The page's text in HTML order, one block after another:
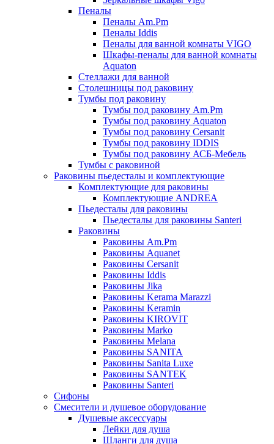
Пеналы
Пеналы Am.Pm
Пеналы Iddis
Пеналы для ванной комнаты VIGO
Шкафы-пеналы для ванной комнаты
Aquaton
Стеллажи для ванной
Столешницы под раковину
Тумбы под раковину
Тумбы под раковину Am.Pm
Тумбы под раковину Aquaton
Тумбы под раковину Cersanit
Тумбы под раковину IDDIS
Тумбы под раковину АСБ-Мебель
Тумбы с раковиной
Раковины пьедесталы и комплектующие
Комплектующие для раковины
Комплектующие ANDREA
Пьедесталы для раковины
Пьедесталы для раковины Santeri
Раковины
Раковины Am.Pm
Раковины Aquanet
Раковины Cersanit
Раковины Iddis
Раковины Jika
Раковины Kerama Marazzi
Раковины Keramin
Раковины KIROVIT
Раковины Marko
Раковины Melana
Раковины SANITA
Раковины Sanita Luxe
Раковины SANTEK
Раковины Santeri
Сифоны
Смесители и душевое оборудование
Душевые аксессуары
Лейки для душа
Шланги для душа